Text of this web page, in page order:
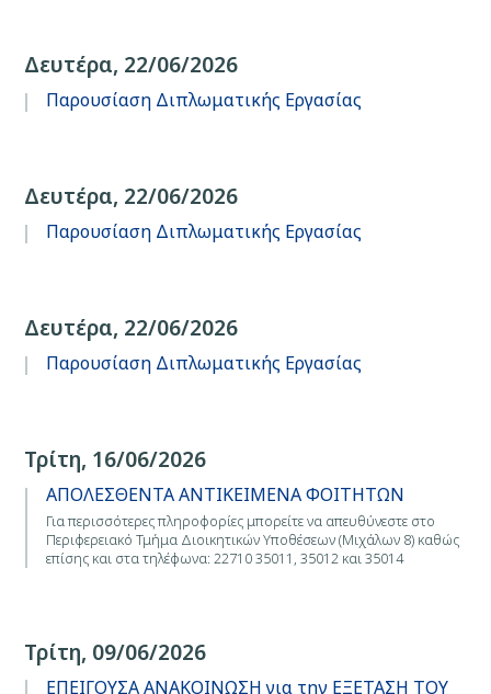
Δευτέρα, 22/06/2026
Παρουσίαση Διπλωματικής Εργασίας
Δευτέρα, 22/06/2026
Παρουσίαση Διπλωματικής Εργασίας
Δευτέρα, 22/06/2026
Παρουσίαση Διπλωματικής Εργασίας
Τρίτη, 16/06/2026
ΑΠΟΛΕΣΘΕΝΤΑ ΑΝΤΙΚΕΙΜΕΝΑ ΦΟΙΤΗΤΩΝ
Για περισσότερες πληροφορίες μπορείτε να απευθύνεστε στο
Περιφερειακό Τμήμα Διοικητικών Υποθέσεων (Μιχάλων 8) καθώς
επίσης και στα τηλέφωνα: 22710 35011, 35012 και 35014
Τρίτη, 09/06/2026
ΕΠΕΙΓΟΥΣΑ ΑΝΑΚΟΙΝΩΣΗ για την ΕΞΕΤΑΣΗ ΤΟΥ